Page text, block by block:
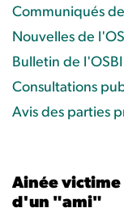
Ainée
d'un "ami"
Communiqués
Nouvelles de
Bulletin de l'OSBI
Consultations
Avis des parties